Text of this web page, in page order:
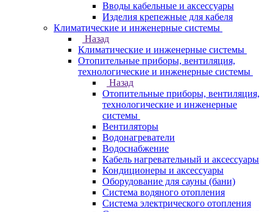
Вводы кабельные и аксессуары
Изделия крепежные для кабеля
Климатические и инженерные системы
Назад
Климатические и инженерные системы
Отопительные приборы, вентиляция,
технологические и инженерные системы
Назад
Отопительные приборы, вентиляция,
технологические и инженерные
системы
Вентиляторы
Водонагреватели
Водоснабжение
Кабель нагревательный и аксессуары
Кондиционеры и аксессуары
Оборудование для сауны (бани)
Система водяного отопления
Система электрического отопления